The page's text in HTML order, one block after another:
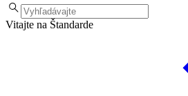
Vitajte na Štandarde